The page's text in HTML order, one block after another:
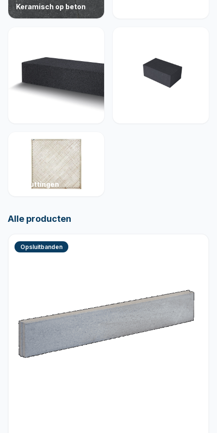
Keramisch op beton
Schuttingen
Alle producten
Opsluitbanden